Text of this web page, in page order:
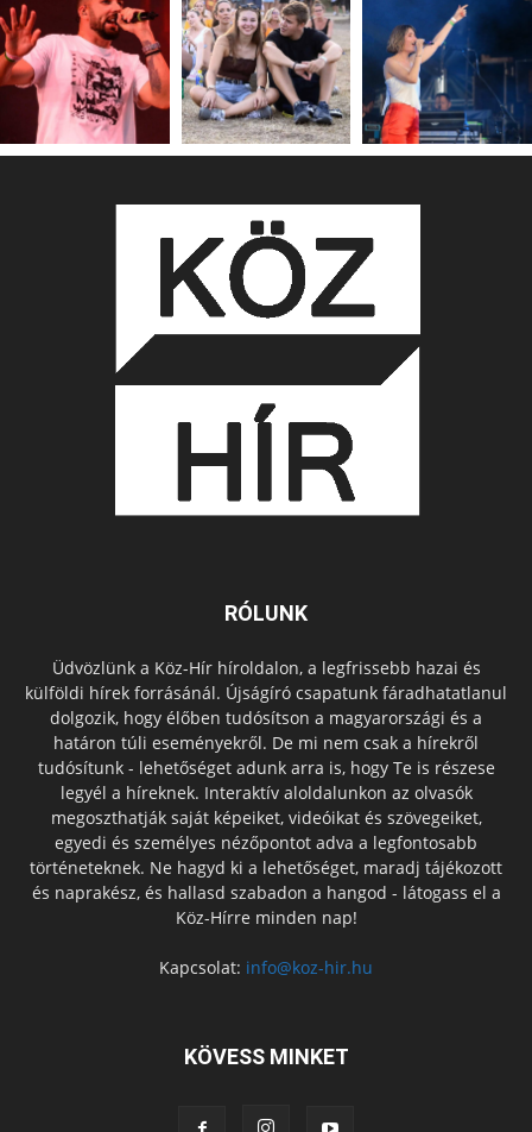
RÓLUNK
Üdvözlünk a Köz-Hír híroldalon, a legfrissebb hazai és
külföldi hírek forrásánál. Újságíró csapatunk fáradhatatlanul
dolgozik, hogy élőben tudósítson a magyarországi és a
határon túli eseményekről. De mi nem csak a hírekről
tudósítunk - lehetőséget adunk arra is, hogy Te is részese
legyél a híreknek. Interaktív aloldalunkon az olvasók
megoszthatják saját képeiket, videóikat és szövegeiket,
egyedi és személyes nézőpontot adva a legfontosabb
történeteknek. Ne hagyd ki a lehetőséget, maradj tájékozott
és naprakész, és hallasd szabadon a hangod - látogass el a
Köz-Hírre minden nap!
Kapcsolat: info@koz-hir.hu
KÖVESS MINKET